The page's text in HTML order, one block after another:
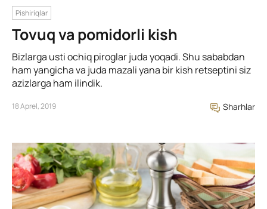
Pishiriqlar
Tovuq va pomidorli kish
Bizlarga usti ochiq piroglar juda yoqadi. Shu sababdan
ham yangicha va juda mazali yana bir kish retseptini siz
azizlarga ham ilindik.
18 Aprel, 2019 Sharhlar